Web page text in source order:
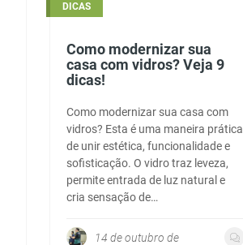
DICAS
Como modernizar sua
casa com vidros? Veja 9
dicas!
Como modernizar sua casa com
vidros? Esta é uma maneira prática
de unir estética, funcionalidade e
sofisticação. O vidro traz leveza,
permite entrada de luz natural e
cria sensação de…
14 de outubro de